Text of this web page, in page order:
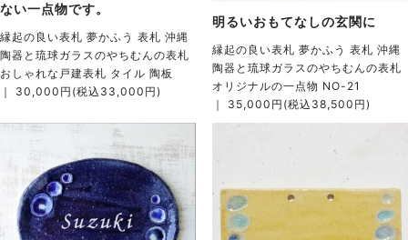
ない一点物です。
縁起の良い表札 夢かふう 表札 沖縄
陶器と琉球ガラスのやちむんの表札
おしゃれな戸建表札 タイル 陶板
｜ 30,000円(税込33,000円)
明るいおもてなしの玄関に
縁起の良い表札 夢かふう 表札 沖縄
陶器と琉球ガラスのやちむんの表札
オリジナルの一点物 NO-21
｜ 35,000円(税込38,500円)